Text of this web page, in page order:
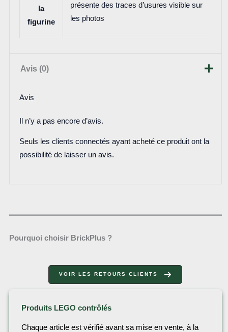
la
figurine
présente des traces d’usures visible sur
les photos
Avis (0)
Avis
Il n’y a pas encore d’avis.
Seuls les clients connectés ayant acheté ce produit ont la
possibilité de laisser un avis.
Pourquoi choisir BrickPlus ?
VOIR LES RETOURS CLIENTS
Produits LEGO contrôlés
Chaque article est vérifié avant sa mise en vente, à la